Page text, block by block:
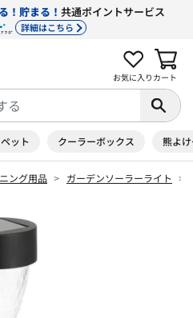
！貯まる！ 共通ポイントサービス
詳細はこちら
お気に入り カート
ット クーラーボックス 熊よ
ング用品 ガーデンソーラーライト